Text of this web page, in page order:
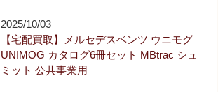
2025/10/03
【宅配買取】メルセデスベンツ ウニモグ
UNIMOG カタログ6冊セット MBtrac シュ
ミット 公共事業用